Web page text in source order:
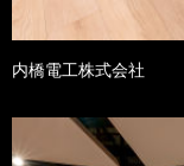
内橋電工株式会社